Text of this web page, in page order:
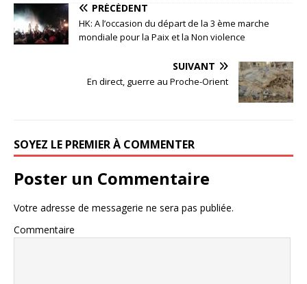
PRÉCÉDENT
HK: A l’occasion du départ de la 3 ème marche
mondiale pour la Paix et la Non violence
SUIVANT
En direct, guerre au Proche-Orient
SOYEZ LE PREMIER À COMMENTER
Poster un Commentaire
Votre adresse de messagerie ne sera pas publiée.
Commentaire